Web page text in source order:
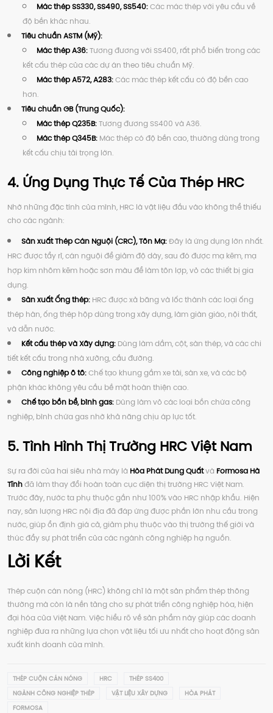
Mác thép SS330, SS490, SS540:Các mác thép với yêu cầu về
độ bền khác nhau.
Tiêu chuẩn ASTM (Mỹ):
Mác thép A36:Tương đương với SS400, rất phổ biến trong các
kết cấu thép của các dự án theo tiêu chuẩn Mỹ.
Mác thép A572, A283:Các mác thép kết cấu có độ bền cao
hơn.
Tiêu chuẩn GB (Trung Quốc):
Mác thép Q235B:Tương đương SS400 và A36.
Mác thép Q345B: Mác thép có độ bền cao, thường dùng trong
kết cấu chịu tải trọng lớn.
4. Ứng Dụng Thực Tế Của Thép HRC
Nhờ những đặc tính của mình, HRC là vật liệu đầu vào không thể thiếu
cho các ngành:
Sản xuất Thép Cán Nguội (CRC), Tôn Mạ:Đây là ứng dụng lớn nhất.
HRC được tẩy rỉ, cán nguội để giảm độ dày, sau đó được mạ kẽm, mạ
hợp kim nhôm kẽm hoặc sơn màu để làm tôn lợp, vỏ các thiết bị gia
dụng.
Sản xuất Ống thép: HRC được xả băng và lốc thành các loại ống
thép hàn, ống thép hộp dùng trong xây dựng, làm giàn giáo, nội thất,
và dẫn nước.
Kết cấu thép và Xây dựng: Dùng làm dầm, cột, sàn thép, và các chi
tiết kết cấu trong nhà xưởng, cầu đường.
Công nghiệp ô tô:Chế tạo khung gầm xe tải, sàn xe, và các bộ
phận khác không yêu cầu bề mặt hoàn thiện cao.
Chế tạo bồn bể, bình gas: Dùng làm vỏ các loại bồn chứa công
nghiệp, bình chứa gas nhờ khả năng chịu áp lực tốt.
5. Tình Hình Thị Trường HRC Việt Nam
Sự ra đời của hai siêu nhà máy là Hòa Phát Dung Quấtvà Formosa Hà
Tĩnhđã làm thay đổi hoàn toàn cục diện thị trường HRC Việt Nam.
Trước đây, nước ta phụ thuộc gần như 100% vào HRC nhập khẩu. Hiện
nay, sản lượng HRC nội địa đã đáp ứng được phần lớn nhu cầu trong
nước, giúp ổn định giá cả, giảm phụ thuộc vào thị trường thế giới và
thúc đẩy sự phát triển của các ngành công nghiệp hạ nguồn.
Lời Kết
Thép cuộn cán nóng (HRC) không chỉ là một sản phẩm thép thông
thường mà còn là nền tảng cho sự phát triển công nghiệp hóa, hiện
đại hóa của Việt Nam. Việc hiểu rõ về sản phẩm này giúp các doanh
nghiệp đưa ra những lựa chọn vật liệu tối ưu nhất cho hoạt động sản
xuất kinh doanh của mình.
THÉP CUỘN CÁN NÓNG HRC
THÉP SS400
NGÀNH CÔNG NGHIỆP THÉP
VẬT LIỆU XÂY DỰNG
HÒA PHÁT
FORMOSA